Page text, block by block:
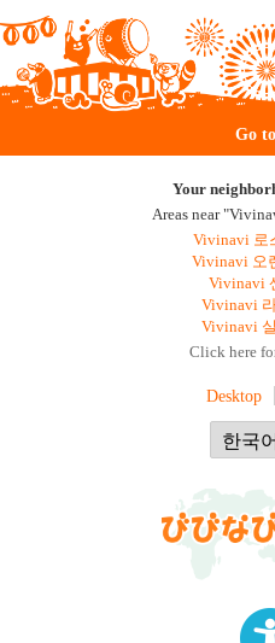
Go
Your
Areas near
Vivinavi 로
Vivinavi 오
Vivinavi
Vivinavi
Vivinavi
Click here
Desktop